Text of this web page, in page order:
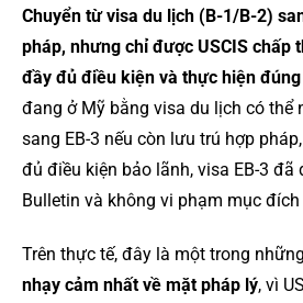
Chuyển từ visa du lịch (B-1/B-2)
pháp, nhưng chỉ được USCIS chấp
đầy đủ điều kiện và thực hiện
đang ở Mỹ bằng visa du lịch có thể
sang EB-3 nếu còn lưu trú hợp
đủ điều kiện bảo lãnh, visa EB-3 đã
Bulletin và không vi phạm mục
Trên thực tế, đây là một trong
nhạy cảm nhất về mặt pháp lý, vì